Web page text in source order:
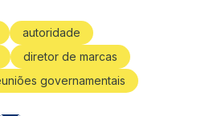
autoridade
diretor de marcas
governamentais